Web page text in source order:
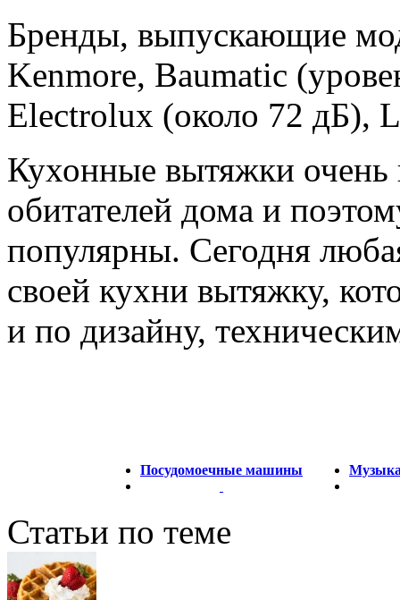
Бренды, выпускающие
Kenmore, Baumatic
Electrolux (около 72 дБ),
Кухонные вытяжки очень
обитателей дома и
популярны. Сегодня
своей кухни вытяжку,
и по дизайну,
Посудомоечные машины
Статьи по теме